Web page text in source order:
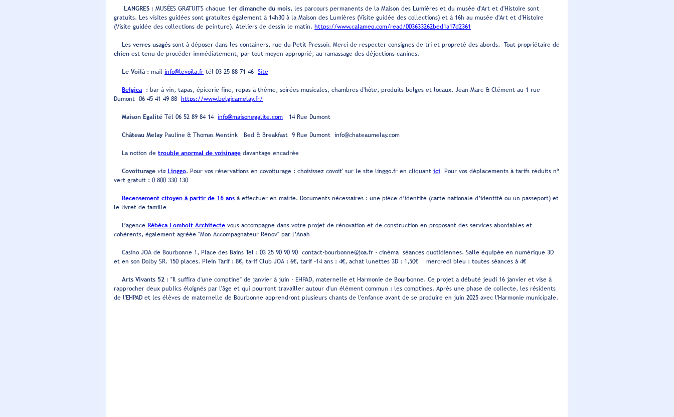
LANGRES : MUSÉES GRATUITS chaque 1er dimanche du mois, les parcours permanents de la Maison des Lumières et du musée d'Art et d'Histoire sont
gratuits. Les visites guidées sont gratuites également à 14h30 à la Maison des Lumières (Visite guidée des collections) et à 16h au musée d'Art et d'Histoire
(Visite guidée des collections de peinture). Ateliers de dessin le matin. https://www.calameo.com/read/003633262bed1a17d2361
Les verres usagés sont à déposer dans les containers, rue du Petit Pressoir. Merci de respecter consignes de tri et propreté des abords. Tout propriétaire de
chien est tenu de procéder immédiatement, par tout moyen approprié, au ramassage des déjections canines.
Le Voilà : mail info@levoila.fr tél 03 25 88 71 46 Site
Belgica : bar à vin, tapas, épicerie fine, repas à thème, soirées musicales, chambres d'hôte, produits belges et locaux. Jean-Marc & Clément au 1 rue
Dumont 06 45 41 49 88 https://www.belgicamelay.fr/
Maison Egalité Tél 06 52 89 84 14 info@maisonegalite.com 14 Rue Dumont
Château MelayPauline & Thomas Mentink Bed & Breakfast 9 Rue Dumont info@chateaumelay.com
La notion de trouble anormal de voisinage davantage encadrée
Covoiturage via Linggo. Pour vos réservations en covoiturage : choisissez covoit' sur le site linggo.fr en cliquant ici Pour vos déplacements à tarifs réduits nº
vert gratuit : 0 800 330 130
Recensement citoyen à partir de 16 ans à effectuer en mairie. Documents nécessaires : une pièce d’identité (carte nationale d’identité ou un passeport) et
le livret de famille
L’agence Rébéca Lomholt Architecte vous accompagne dans votre projet de rénovation et de construction en proposant des services abordables et
cohérents, également agréée "Mon Accompagnateur Rénov" par l’Anah
Casino JOA de Bourbonne 1, Place des Bains Tel : 03 25 90 90 90 contact-bourbonne@joa.fr - cinéma séances quotidiennes. Salle équipée en numérique 3D
et en son Dolby SR. 150 places. Plein Tarif : 8€, tarif Club JOA : 6€, tarif -14 ans : 4€, achat lunettes 3D : 1,50€ mercredi bleu : toutes séances à 4€
Arts Vivants 52 : "Il suffira d'une comptine" de janvier à juin - EHPAD, maternelle et Harmonie de Bourbonne. Ce projet a débuté jeudi 16 janvier et vise à
rapprocher deux publics éloignés par l'âge et qui pourront travailler autour d'un élément commun : les comptines. Après une phase de collecte, les résidents
de l'EHPAD et les élèves de maternelle de Bourbonne apprendront plusieurs chants de l'enfance avant de se produire en juin 2025 avec l'Harmonie municipale.